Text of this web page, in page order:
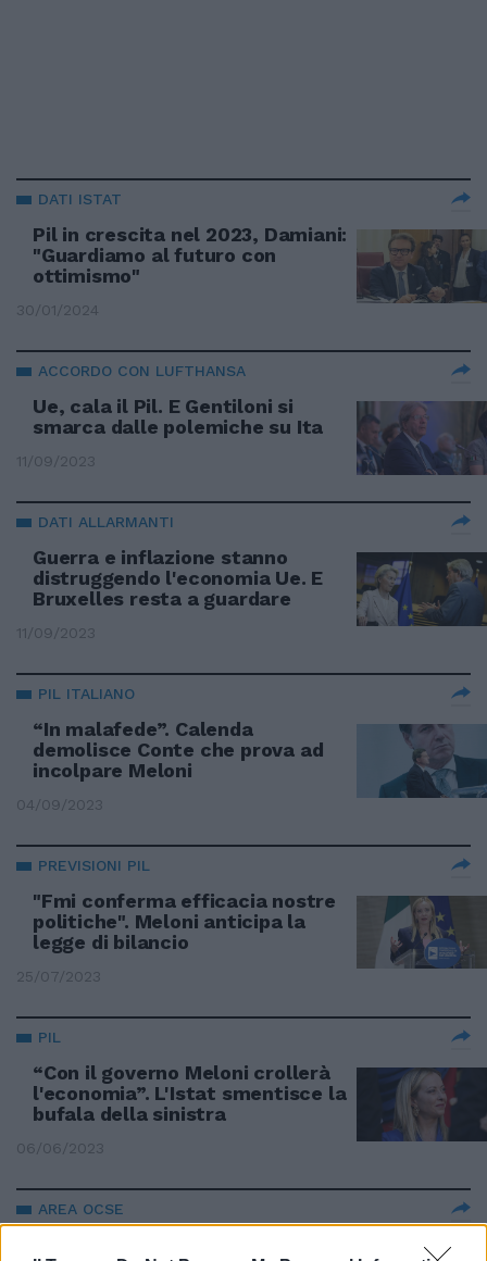
DATI ISTAT
Pil in crescita nel 2023, Damiani:
"Guardiamo al futuro con
ottimismo"
30/01/2024
ACCORDO CON LUFTHANSA
Ue, cala il Pil. E Gentiloni si
smarca dalle polemiche su Ita
11/09/2023
DATI ALLARMANTI
Guerra e inflazione stanno
distruggendo l'economia Ue. E
Bruxelles resta a guardare
11/09/2023
PIL ITALIANO
“In malafede”. Calenda
demolisce Conte che prova ad
incolpare Meloni
04/09/2023
PREVISIONI PIL
"Fmi conferma efficacia nostre
politiche". Meloni anticipa la
legge di bilancio
25/07/2023
PIL
“Con il governo Meloni crollerà
l'economia”. L'Istat smentisce la
bufala della sinistra
06/06/2023
AREA OCSE